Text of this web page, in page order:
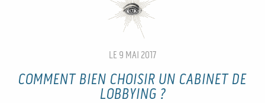
LE 9 MAI 2017
COMMENT BIEN CHOISIR UN CABINET DE
LOBBYING ?